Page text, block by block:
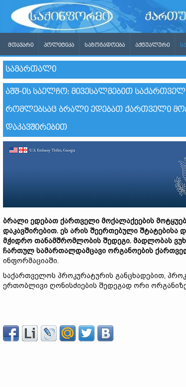
ᲛᲗᲐᲕᲐᲠᲘ ᲞᲝᲚᲘᲢᲘᲙᲐ ᲡᲐᲖᲝᲒᲐᲓᲝᲔᲑᲐ ᲐᲥᲢᲣᲐᲚᲣᲠᲘ
ᲡᲐᲛᲐᲠᲗᲐᲚᲘ
ᲐᲨᲨ-ᲘᲡ ᲡᲐᲔᲚᲩᲝ: ᲛᲘᲕᲔᲡᲐᲚᲛᲔᲑᲘᲗ
ᲠᲝᲛᲚᲔᲑᲡᲐᲪ ᲑᲠᲐᲚᲘ ᲔᲓᲔᲑᲐᲗ ᲥᲐᲠᲗᲕᲔᲚᲘ
ᲓᲐᲙᲐᲕᲨᲘᲠᲔᲑᲘᲗ
ბრალი ედებათ ქართველი მოქალაქეების
დაკავშირებით. ეს არის შეერთებული
მჭიდრო თანამშრომლობის შედეგი. მადლობას
ჩართულ სამართალდამცავი ორგანოების
ინფორმაციაში.
საქართველოს პროკურატურის განცხადებით,
ერთობლივი ღონისძიების შედეგად ორი